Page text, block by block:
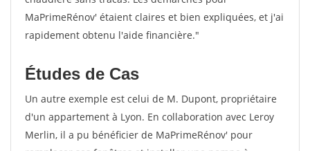
MaPrimeRénov' étaient claires et bien expliquées, et j'ai
rapidement obtenu l'aide financière."
Études de Cas
Un autre exemple est celui de M. Dupont, propriétaire
d'un appartement à Lyon. En collaboration avec Leroy
Merlin, il a pu bénéficier de MaPrimeRénov' pour